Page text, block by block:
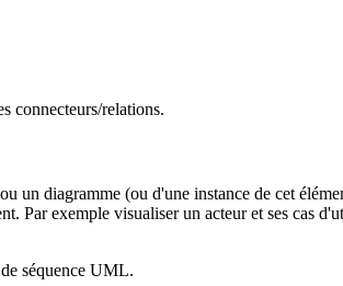
connecteurs/relations.
un diagramme (ou d'une instance de cet
Par exemple visualiser un acteur et ses cas
séquence UML.